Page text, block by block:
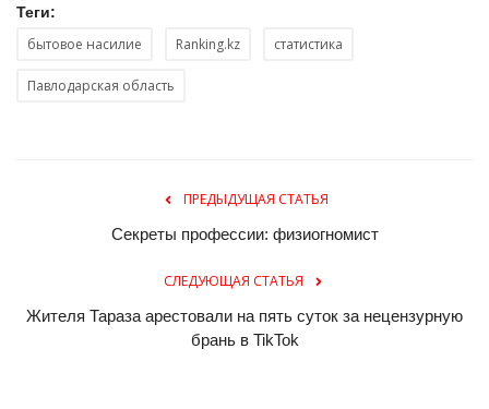
Теги:
бытовое насилие Ranking.kz статистика
Павлодарская область
ПРЕДЫДУЩАЯ СТАТЬЯ
Секреты профессии: физиогномист
СЛЕДУЮЩАЯ СТАТЬЯ
Жителя Тараза арестовали на пять суток за нецензурную
брань в TikTok